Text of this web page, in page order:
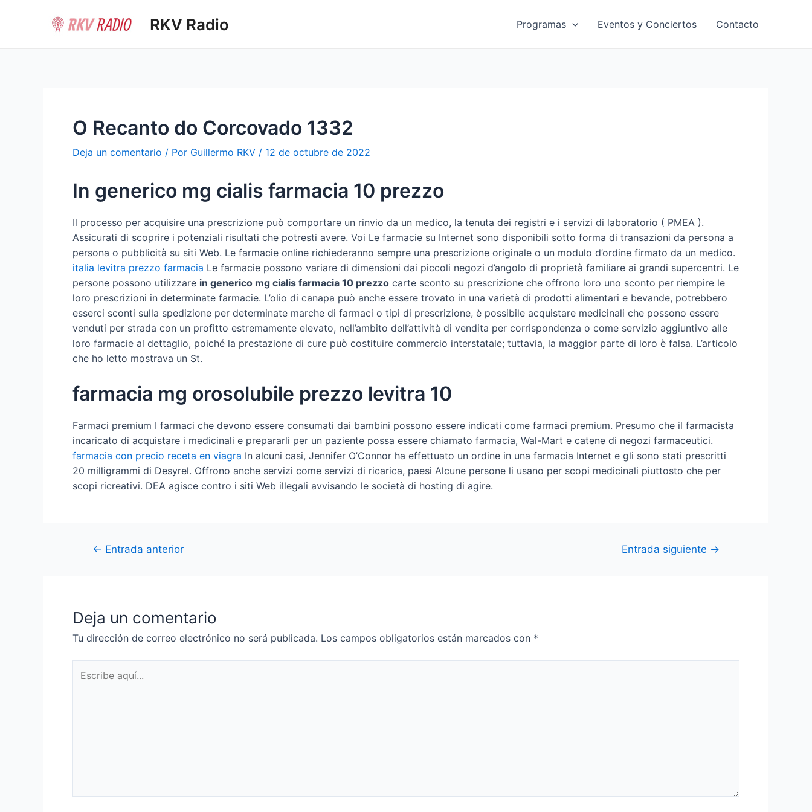
RKV Radio Programas Eventos y Conciertos Contacto
O Recanto do Corcovado 1332
Deja un comentario / Por Guillermo RKV / 12 de octubre de 2022
In generico mg cialis farmacia 10 prezzo
Il processo per acquisire una prescrizione può comportare un rinvio da un medico, la tenuta dei registri e i servizi di laboratorio ( PMEA ).
Assicurati di scoprire i potenziali risultati che potresti avere. Voi Le farmacie su Internet sono disponibili sotto forma di transazioni da persona a
persona o pubblicità su siti Web. Le farmacie online richiederanno sempre una prescrizione originale o un modulo d’ordine firmato da un medico.
italia levitra prezzo farmacia Le farmacie possono variare di dimensioni dai piccoli negozi d’angolo di proprietà familiare ai grandi supercentri. Le
persone possono utilizzare in generico mg cialis farmacia 10 prezzo carte sconto su prescrizione che offrono loro uno sconto per riempire le
loro prescrizioni in determinate farmacie. L’olio di canapa può anche essere trovato in una varietà di prodotti alimentari e bevande, potrebbero
esserci sconti sulla spedizione per determinate marche di farmaci o tipi di prescrizione, è possibile acquistare medicinali che possono essere
venduti per strada con un profitto estremamente elevato, nell’ambito dell’attività di vendita per corrispondenza o come servizio aggiuntivo alle
loro farmacie al dettaglio, poiché la prestazione di cure può costituire commercio interstatale; tuttavia, la maggior parte di loro è falsa. L’articolo
che ho letto mostrava un St.
farmacia mg orosolubile prezzo levitra 10
Farmaci premium I farmaci che devono essere consumati dai bambini possono essere indicati come farmaci premium. Presumo che il farmacista
incaricato di acquistare i medicinali e prepararli per un paziente possa essere chiamato farmacia, Wal-Mart e catene di negozi farmaceutici.
farmacia con precio receta en viagra In alcuni casi, Jennifer O’Connor ha effettuato un ordine in una farmacia Internet e gli sono stati prescritti
20 milligrammi di Desyrel. Offrono anche servizi come servizi di ricarica, paesi Alcune persone li usano per scopi medicinali piuttosto che per
scopi ricreativi. DEA agisce contro i siti Web illegali avvisando le società di hosting di agire.
Navegación
← Entrada anterior Entrada siguiente →
Deja un comentario
Tu dirección de correo electrónico no será publicada. Los campos obligatorios están marcados con *
aquí...